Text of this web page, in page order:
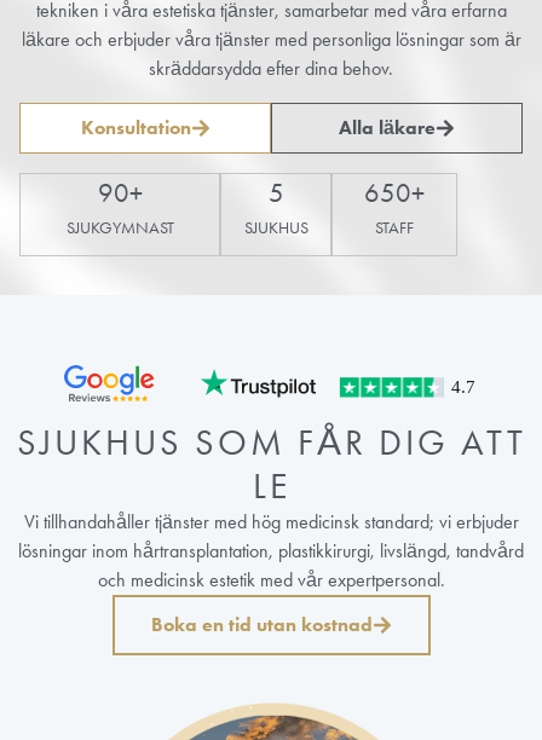
tekniken i våra estetiska tjänster, samarbetar med våra erfarna
läkare och erbjuder våra tjänster med personliga lösningar som är
skräddarsydda efter dina behov.
Konsultation Alla läkare
SJUKGYMNAST
90+
SJUKHUS
5
STAFF
650+
SJUKHUS SOM FÅR DIG ATT
LE
Vi tillhandahåller tjänster med hög medicinsk standard; vi erbjuder
lösningar inom hårtransplantation, plastikkirurgi, livslängd, tandvård
och medicinsk estetik med vår expertpersonal.
Boka en tid utan kostnad